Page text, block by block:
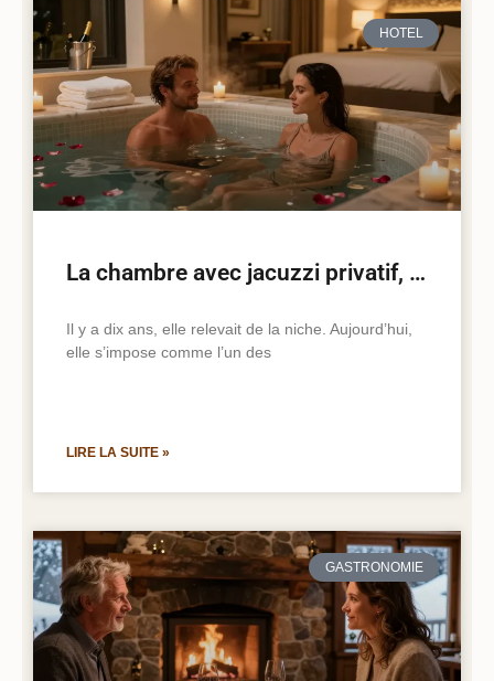
HOTEL
La chambre avec jacuzzi privatif, nouveau standard de l’hôtellerie romantique
Il y a dix ans, elle relevait de la niche. Aujourd’hui,
elle s’impose comme l’un des
LIRE LA SUITE »
GASTRONOMIE